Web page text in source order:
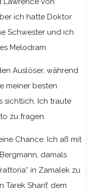
ich hatte Doktor
Schwester und ich
Melodram.
Auslöser, während
meiner besten
sichtlich. Ich traute
zu fragen.
Chance. Ich aß mit
damals
in Zamalek zu
Tarek Sharif, dem